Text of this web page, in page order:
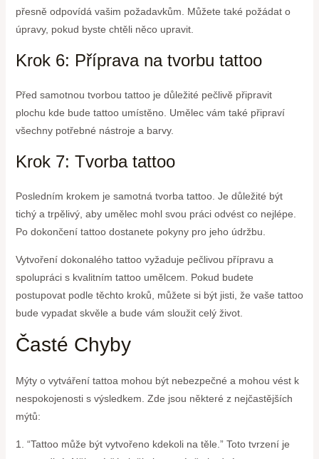
přesně odpovídá vašim požadavkům. Můžete také požádat o
úpravy, pokud byste chtěli něco upravit.
Krok 6: Příprava na tvorbu tattoo
Před samotnou tvorbou tattoo je důležité pečlivě připravit
plochu kde bude tattoo umístěno. Umělec vám také připraví
všechny potřebné nástroje a barvy.
Krok 7: Tvorba tattoo
Posledním krokem je samotná tvorba tattoo. Je důležité být
tichý a trpělivý, aby umělec mohl svou práci odvést co nejlépe.
Po dokončení tattoo dostanete pokyny pro jeho údržbu.
Vytvoření dokonalého tattoo vyžaduje pečlivou přípravu a
spolupráci s kvalitním tattoo umělcem. Pokud budete
postupovat podle těchto kroků, můžete si být jisti, že vaše tattoo
bude vypadat skvěle a bude vám sloužit celý život.
Časté Chyby
Mýty o vytváření tattoa mohou být nebezpečné a mohou vést k
nespokojenosti s výsledkem. Zde jsou některé z nejčastějších
mýtů:
1. “Tattoo může být vytvořeno kdekoli na těle.” Toto tvrzení je